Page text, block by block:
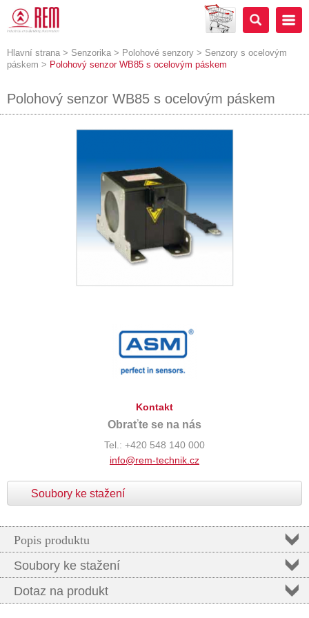
Hlavní strana > Senzorika > Polohové senzory > Senzory s ocelovým
páskem > Polohový senzor WB85 s ocelovým páskem
Polohový senzor WB85 s ocelovým páskem
Kontakt
Obraťte se na nás
Tel.: +420 548 140 000
info@rem-technik.cz
Soubory ke stažení
Popis produktu
Soubory ke stažení
Dotaz na produkt